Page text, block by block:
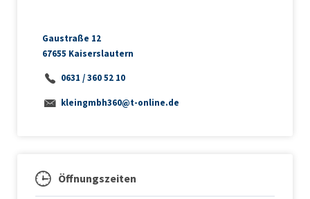
Gaustraße 12
67655 Kaiserslautern
0631 / 360 52 10
kleingmbh360@t-online.de
Öffnungszeiten